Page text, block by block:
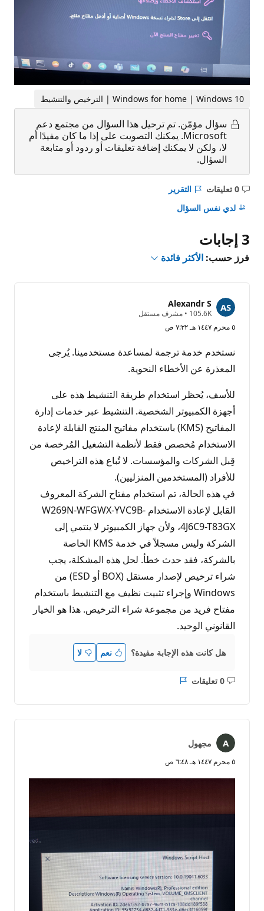
Windows for home | Windows 10 | الترخيص والتنشيط
سؤال مؤمّن. تم ترحيل هذا السؤال من مجتمع دعم
Microsoft. يمكنك التصويت على إذا ما كان مفيدًا أم
لا، ولكن لا يمكنك إضافة تعليقات أو ردود أو متابعة
السؤال.
0 تعليقات ليست
هناك
التقرير
لدي نفس السؤال
3 إجابات
فرز حسب: الأكثر فائدة
Alexandr S
105.6K ن
ا
ل
سُ
م
• مشرف مستقل
٥ محرم ١٤٤٧ هـ ٧:٣٢ ص
نستخدم خدمة ترجمة لمساعدة مستخدمينا. يُرجى
المعذرة عن الأخطاء النحوية.
للأسف، يُحظر استخدام طريقة التنشيط هذه على
أجهزة الكمبيوتر الشخصية. التنشيط عبر خدمات إدارة
المفاتيح (KMS) باستخدام مفاتيح المنتج القابلة لإعادة
الاستخدام مُخصص فقط لأنظمة التشغيل المُرخصة من
قِبل الشركات والمؤسسات. لا تُباع هذه التراخيص
للأفراد (المستخدمين المنزليين).
في هذه الحالة، تم استخدام مفتاح الشركة المعروف
القابل لإعادة الاستخدام W269N-WFGWX-YVC9B-
4J6C9-T83GX، ولأن جهاز الكمبيوتر لا ينتمي إلى
الشركة وليس مسجلاً في خدمة KMS الخاصة
بالشركة، فقد حدث خطأ. لحل هذه المشكلة، يجب
شراء ترخيص لإصدار مستقل (BOX أو ESD) من
Windows وإجراء تثبيت نظيف مع التنشيط باستخدام
مفتاح فريد من مجموعة شراء الترخيص. هذا هو الخيار
القانوني الوحيد.
هل كانت هذه الإجابة مفيدة؟ نعم لا
0 تعليقات ليست
التقرير
مجهول
٥ محرم ١٤٤٧ هـ ٦:٤٨ ص